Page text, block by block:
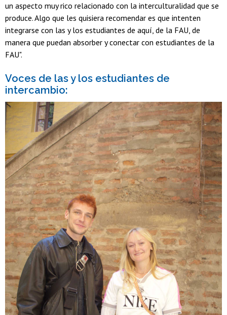
un aspecto muy rico relacionado con la interculturalidad que se
produce. Algo que les quisiera recomendar es que intenten
integrarse con las y los estudiantes de aquí, de la FAU, de
manera que puedan absorber y conectar con estudiantes de la
FAU".
Voces de las y los estudiantes de
intercambio: